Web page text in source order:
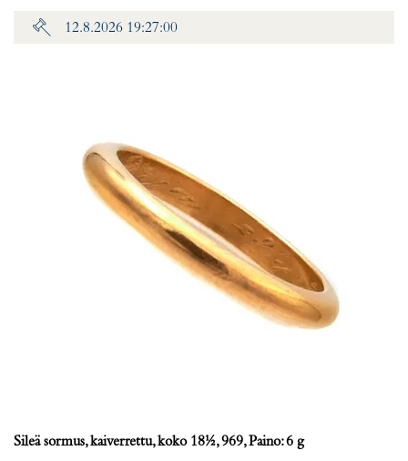
12.8.2026 19:27:00
Sileä sormus, kaiverrettu, koko 18½, 969, Paino: 6 g